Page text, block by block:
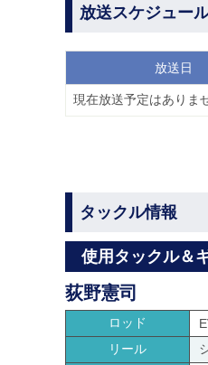
放送スケジュー
放送日
現在放送予定はありま
タックル情報
使用タックル＆
荻野憲司
ロッド
リール